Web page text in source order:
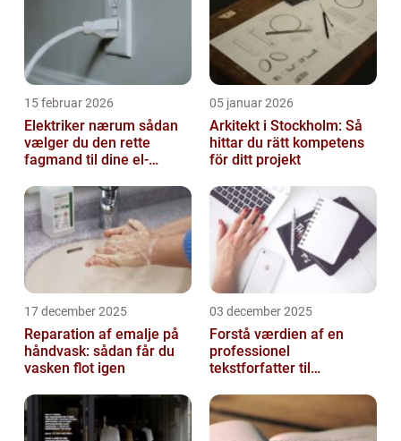
15 februar 2026
Elektriker nærum sådan
vælger du den rette
fagmand til dine el-
05 januar 2026
Arkitekt i Stockholm: Så
hittar du rätt kompetens
för ditt projekt
17 december 2025
Reparation af emalje på
håndvask: sådan får du
vasken flot igen
03 december 2025
Forstå værdien af en
professionel
tekstforfatter til